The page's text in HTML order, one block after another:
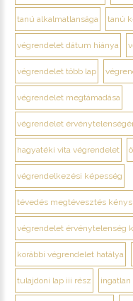
tanú alkalmatlansága tanú
végrendelet dátum hiánya
végrendelet több lap
végrendelet megtámadása
végrendelet
hagyatéki vita végrendelet
végrendelkezési képesség
tévedés megtévesztés
végrendelet érvénytelenség
korábbi végrendelet hatálya
tulajdoni lap iii rész